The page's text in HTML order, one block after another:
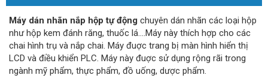
Máy dán nhãn nắp hộp tự động chuyên dán nhãn các loại hộp
như hộp kem đánh răng, thuốc lá….Máy này thích hợp cho các
chai hình trụ và nắp chai. Máy đuợc trang bị màn hình hiển thị
LCD và điều khiển PLC. Máy này đuợc sử dụng rộng rãi trong
ngành mỹ phẩm, thực phẩm, đồ uống, dược phẩm.